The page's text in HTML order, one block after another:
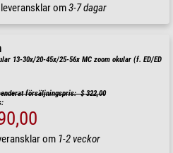
leveransklar om3-7 dagar
13-30x/20-45x/25-56x MC zoom okular (f. ED/ED
försäljningspris: $ 322,00
om 1-2 veckor